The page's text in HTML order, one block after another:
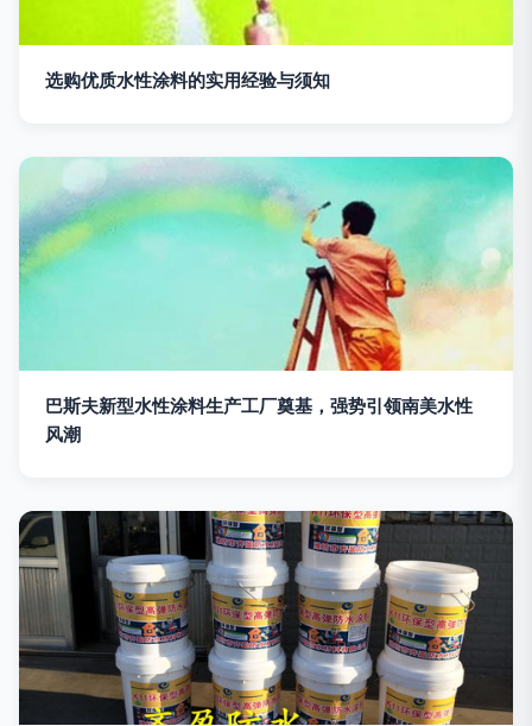
选购优质水性涂料的实用经验与须知
巴斯夫新型水性涂料生产工厂奠基，强势引领南美水性
风潮